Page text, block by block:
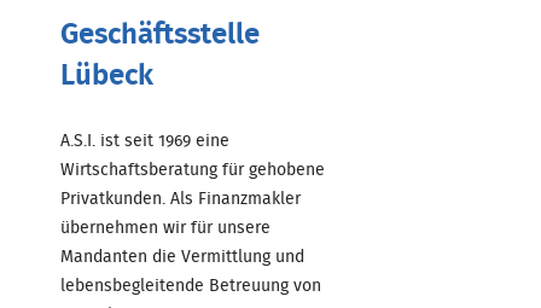
Geschäftsstelle
Lübeck
A.S.I. ist seit 1969 eine
Wirtschaftsberatung für gehobene
Privatkunden. Als Finanzmakler
übernehmen wir für unsere
Mandanten die Vermittlung und
lebensbegleitende Betreuung von